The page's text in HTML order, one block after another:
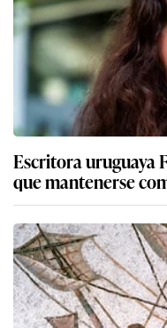
Escritora uruguaya
que mantenerse